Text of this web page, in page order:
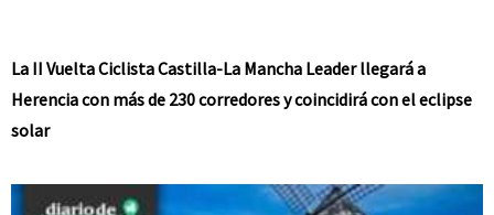
La II Vuelta Ciclista Castilla-La Mancha Leader llegará a
Herencia con más de 230 corredores y coincidirá con el eclipse
solar